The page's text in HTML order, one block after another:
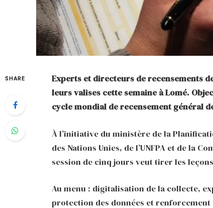
SHARE
Experts et directeurs de recensements
leurs valises cette semaine à Lomé.
cycle mondial de recensement général
À l’initiative du ministère de la
des Nations Unies, de l’UNFPA et de la
session de cinq jours veut tirer les
Au menu : digitalisation de la collecte,
protection des données et renforcement